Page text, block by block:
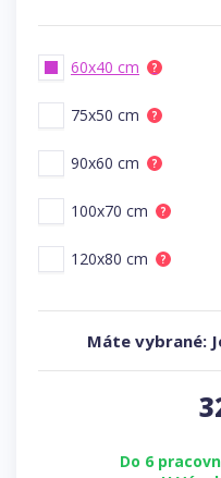
60x40 cm ?
75x50 cm ?
90x60 cm ?
100x70 cm ?
120x80 cm ?
Máte vybrané:
Do 6